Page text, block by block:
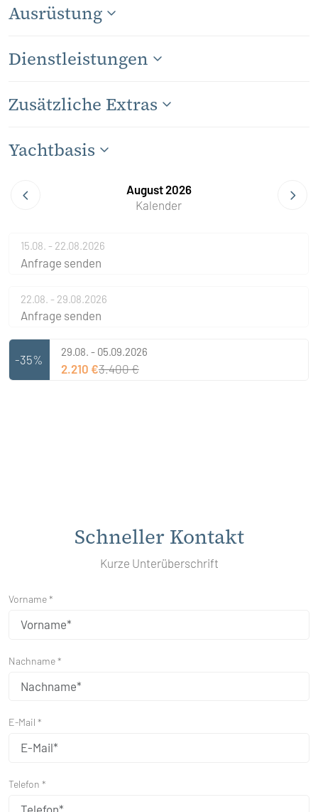
Ausrüstung
Dienstleistungen
Zusätzliche Extras
Yachtbasis
August 2026
Kalender
15.08. - 22.08.2026
Anfrage senden
22.08. - 29.08.2026
Anfrage senden
-35%
29.08. - 05.09.2026
2.210 €3.400 €
Schneller Kontakt
Kurze Unterüberschrift
Vorname *
Nachname *
E-Mail *
Telefon *